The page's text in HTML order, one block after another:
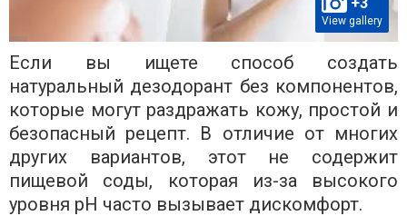
View gallery
Если вы ищете способ создать
натуральный дезодорант без компонентов,
которые могут раздражать кожу, простой и
безопасный рецепт. В отличие от многих
других вариантов, этот не содержит
пищевой соды, которая из-за высокого
уровня pH часто вызывает дискомфорт.